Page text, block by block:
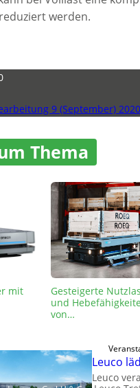
werden.
9 (September) 2020
Thema
mit
Gesteigerte
und
von…
Leuco
Leuco